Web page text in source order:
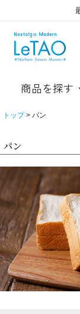
商品を探す
トップ パン
パン